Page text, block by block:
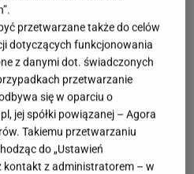
przetwarzane także do celów
dotyczących funkcjonowania
z danymi dot. świadczonych
przetwarzanie
się w oparciu o
jej spółki powiązanej – Agora
Takiemu przetwarzaniu
do „Ustawień
kontakt z administratorem – w